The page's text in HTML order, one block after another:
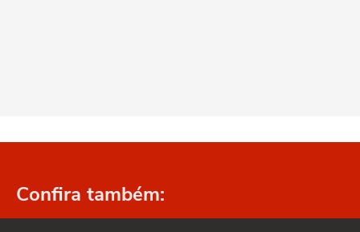
Confira também: